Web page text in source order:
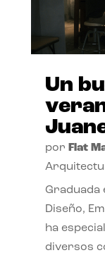
Un
por Flat
Graduada
Diseño,
ha
diversos